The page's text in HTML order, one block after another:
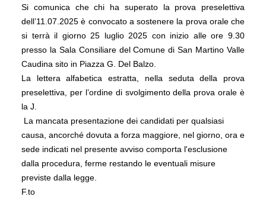
Si comunica che chi ha superato la prova preselettiva
dell’11.07.2025 è convocato a sostenere la prova orale che
si terrà il giorno 25 luglio 2025 con inizio alle ore 9.30
presso la Sala Consiliare del Comune di San Martino Valle
Caudina sito in Piazza G. Del Balzo.
La lettera alfabetica estratta, nella seduta della prova
preselettiva, per l’ordine di svolgimento della prova orale è
la J.
La mancata presentazione dei candidati per qualsiasi
causa, ancorché dovuta a forza maggiore, nel giorno, ora e
sede indicati nel presente avviso comporta l'esclusione
dalla procedura, ferme restando le eventuali misure
previste dalla legge.
F.to